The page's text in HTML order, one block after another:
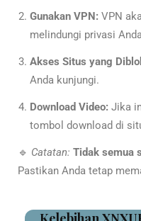
Gunakan VPN: VPN
melindungi privasi
Akses Situs yang
Anda kunjungi.
Download Video: Jika
tombol download di
🔹 Catatan: Tidak semua
Pastikan Anda tetap
Kelebihan